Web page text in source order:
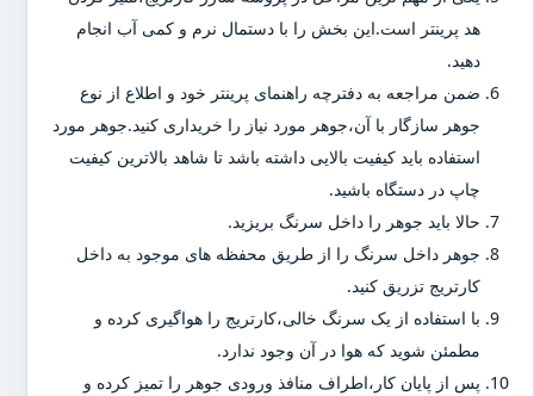
هد پرینتر است.این بخش را با دستمال نرم و کمی آب انجام
دهید.
ضمن مراجعه به دفترچه راهنمای پرینتر خود و اطلاع از نوع
جوهر سازگار با آن،جوهر مورد نیاز را خریداری کنید.جوهر مورد
استفاده باید کیفیت بالایی داشته باشد تا شاهد بالاترین کیفیت
چاپ در دستگاه باشید.
حالا باید جوهر را داخل سرنگ بریزید.
جوهر داخل سرنگ را از طریق محفظه های موجود به داخل
کارتریج تزریق کنید.
با استفاده از یک سرنگ خالی،کارتریج را هواگیری کرده و
مطمئن شوید که هوا در آن وجود ندارد.
پس از پایان کار،اطراف منافذ ورودی جوهر را تمیز کرده و